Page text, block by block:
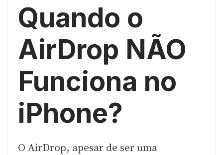
Quando o
AirDrop NÃO
Funciona no
iPhone?
O AirDrop, apesar de ser uma